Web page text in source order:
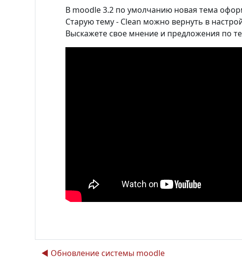
В moodle 3.2 по умолчанию новая тема
Старую тему - Clean можно вернуть в
Выскажете свое мнение и предложения по
◀︎ Обновление системы moodle